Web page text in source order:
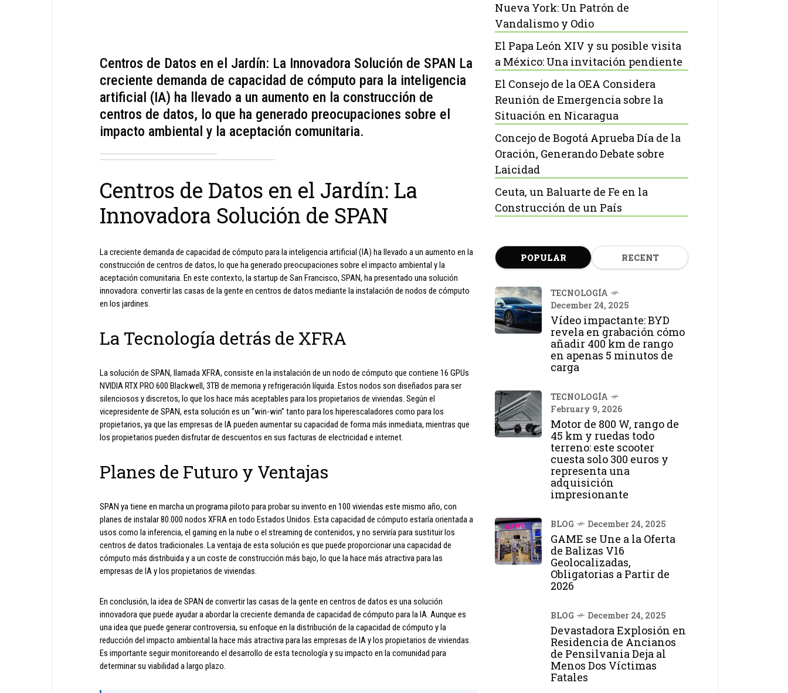
Centros de Datos en el Jardín: La Innovadora Solución de SPAN La
creciente demanda de capacidad de cómputo para la inteligencia
artificial (IA) ha llevado a un aumento en la construcción de
centros de datos, lo que ha generado preocupaciones sobre el
impacto ambiental y la aceptación comunitaria.
Centros de Datos en el Jardín: La
Innovadora Solución de SPAN
La creciente demanda de capacidad de cómputo para la inteligencia artificial (IA) ha llevado a un aumento en la
construcción de centros de datos, lo que ha generado preocupaciones sobre el impacto ambiental y la
aceptación comunitaria. En este contexto, la startup de San Francisco, SPAN, ha presentado una solución
innovadora: convertir las casas de la gente en centros de datos mediante la instalación de nodos de cómputo
en los jardines.
La Tecnología detrás de XFRA
La solución de SPAN, llamada XFRA, consiste en la instalación de un nodo de cómputo que contiene 16 GPUs
NVIDIA RTX PRO 600 Blackwell, 3TB de memoria y refrigeración líquida. Estos nodos son diseñados para ser
silenciosos y discretos, lo que los hace más aceptables para los propietarios de viviendas. Según el
vicepresidente de SPAN, esta solución es un “win-win” tanto para los hiperescaladores como para los
propietarios, ya que las empresas de IA pueden aumentar su capacidad de forma más inmediata, mientras que
los propietarios pueden disfrutar de descuentos en sus facturas de electricidad e internet.
Planes de Futuro y Ventajas
SPAN ya tiene en marcha un programa piloto para probar su invento en 100 viviendas este mismo año, con
planes de instalar 80.000 nodos XFRA en todo Estados Unidos. Esta capacidad de cómputo estaría orientada a
usos como la inferencia, el gaming en la nube o el streaming de contenidos, y no serviría para sustituir los
centros de datos tradicionales. La ventaja de esta solución es que puede proporcionar una capacidad de
cómputo más distribuida y a un coste de construcción más bajo, lo que la hace más atractiva para las
empresas de IA y los propietarios de viviendas.
En conclusión, la idea de SPAN de convertir las casas de la gente en centros de datos es una solución
innovadora que puede ayudar a abordar la creciente demanda de capacidad de cómputo para la IA. Aunque es
una idea que puede generar controversia, su enfoque en la distribución de la capacidad de cómputo y la
reducción del impacto ambiental la hace más atractiva para las empresas de IA y los propietarios de viviendas.
Es importante seguir monitoreando el desarrollo de esta tecnología y su impacto en la comunidad para
determinar su viabilidad a largo plazo.
Nueva York: Un Patrón de
Vandalismo y Odio
El Papa León XIV y su posible visita
a México: Una invitación pendiente
El Consejo de la OEA Considera
Reunión de Emergencia sobre la
Situación en Nicaragua
Concejo de Bogotá Aprueba Día de la
Oración, Generando Debate sobre
Laicidad
Ceuta, un Baluarte de Fe en la
Construcción de un País
POPULAR RECENT
TECNOLOGÍA
December 24, 2025
Vídeo impactante: BYD
revela en grabación cómo
añadir 400 km de rango
en apenas 5 minutos de
carga
TECNOLOGÍA
February 9, 2026
Motor de 800 W, rango de
45 km y ruedas todo
terreno: este scooter
cuesta solo 300 euros y
representa una
adquisición
impresionante
BLOG December 24, 2025
GAME se Une a la Oferta
de Balizas V16
Geolocalizadas,
Obligatorias a Partir de
2026
BLOG December 24, 2025
Devastadora Explosión en
Residencia de Ancianos
de Pensilvania Deja al
Menos Dos Víctimas
Fatales